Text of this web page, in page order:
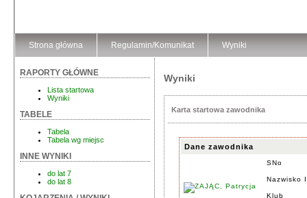
Strona główna Regulamin/Komunikat Wyniki
RAPORTY GŁÓWNE
Lista startowa
Wyniki
TABELE
Tabela
Tabela wg miejsc
INNE WYNIKI
do lat 7
do lat 8
Wyniki
Karta startowa zawodnika
Dane zawodnika
SNo
Nazwisko
Klub